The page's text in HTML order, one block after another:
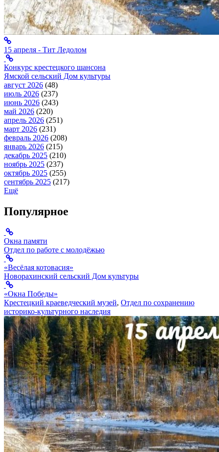
15 апреля - Тит Ледолом
Конкурс крестецкого шансона
Ямской сельский Дом культуры
август 2026 (48)
июль 2026 (237)
июнь 2026 (243)
май 2026 (220)
апрель 2026 (251)
март 2026 (231)
февраль 2026 (208)
январь 2026 (215)
декабрь 2025 (210)
ноябрь 2025 (237)
октябрь 2025 (255)
сентябрь 2025 (217)
Ещё
Популярное
Окна памяти
Отдел по работе с молодёжью
«Весёлая котовасия»
Новорахинский сельский Дом культуры
«Окна Победы»
Крестецкий краеведческий музей, Отдел по сохранению
историко-культурного наследия